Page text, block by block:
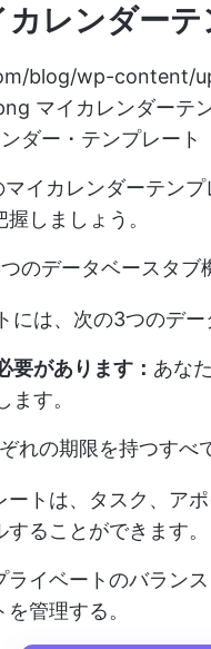
レンダーテ
blog/wp-content/
マイカレンダーテ
ダー・テンプレート
マイカレンダーテンプ
しましょう。
のデータベースタブ
には、次の3つのデー
要があります： あな
す。
れの期限を持つすべ
トは、タスク、ア
ることができます。
イベートのバラン
管理する。